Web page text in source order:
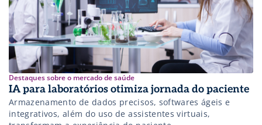
Destaques sobre o mercado de saúde
IA para laboratórios otimiza jornada do paciente
Armazenamento de dados precisos, softwares ágeis e
integrativos, além do uso de assistentes virtuais,